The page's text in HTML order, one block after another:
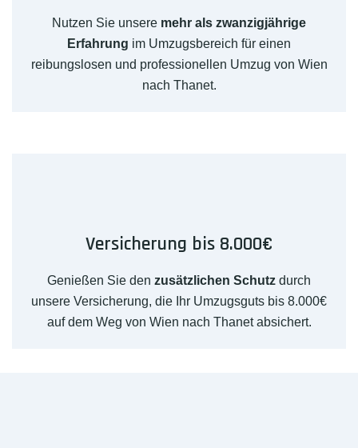
Nutzen Sie unsere mehr als zwanzigjährige
Erfahrung im Umzugsbereich für einen
reibungslosen und professionellen Umzug von Wien
nach Thanet.
Versicherung bis 8.000€
Genießen Sie den zusätzlichen Schutz durch
unsere Versicherung, die Ihr Umzugsguts bis 8.000€
auf dem Weg von Wien nach Thanet absichert.